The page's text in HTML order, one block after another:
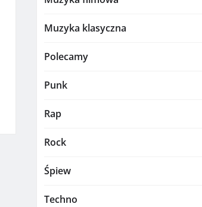
Muzyka klasyczna
Polecamy
Punk
Rap
Rock
Śpiew
Techno